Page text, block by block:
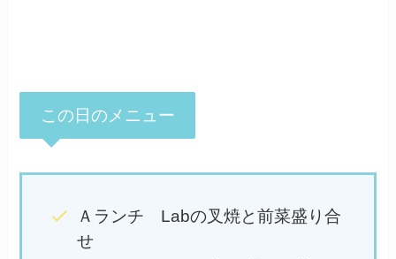
この日のメニュー
Ａランチ Labの叉焼と前菜盛り合
せ